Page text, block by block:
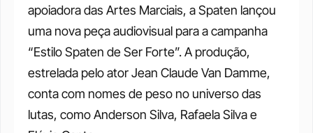
apoiadora das Artes Marciais, a Spaten lançou
uma nova peça audiovisual para a campanha
“Estilo Spaten de Ser Forte”. A produção,
estrelada pelo ator Jean Claude Van Damme,
conta com nomes de peso no universo das
lutas, como Anderson Silva, Rafaela Silva e